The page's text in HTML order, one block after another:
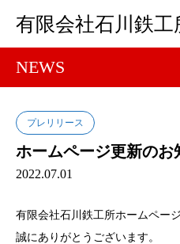
有限会社石川鉄工
NEWS
プレリリース
ホームページ更新のお
2022.07.01
有限会社石川鉄工所ホームペー
誠にありがとうございます。